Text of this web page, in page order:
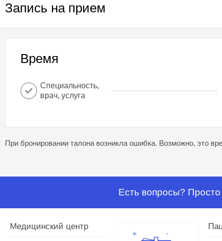
Запись на прием
Время
Специальность,
врач, услуга
При бронировании талона возникла ошибка. Возможно, это
Есть вопросы?
Медицинский центр